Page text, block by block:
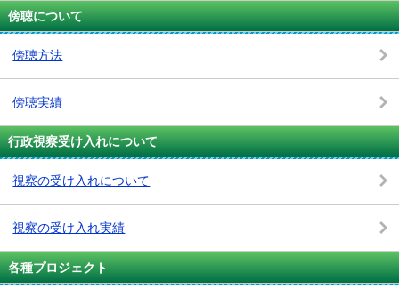
傍聴について
傍聴方法
傍聴実績
行政視察受け入れについて
視察の受け入れについて
視察の受け入れ実績
各種プロジェクト